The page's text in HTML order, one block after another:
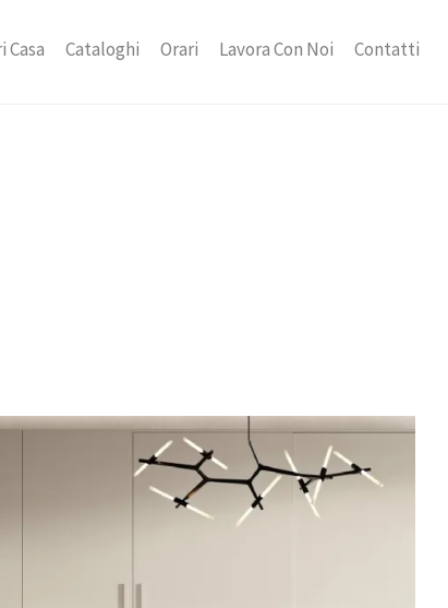
Casa Cataloghi Orari Lavora Con Noi Contatti